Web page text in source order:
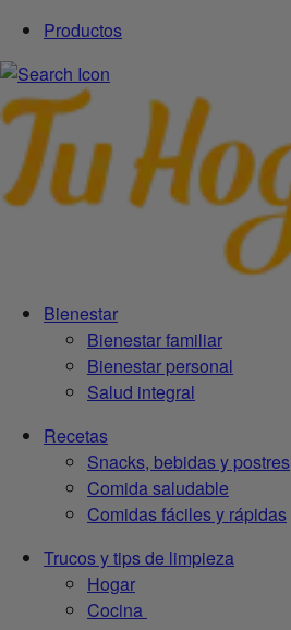
Productos
Bienestar
Bienestar familiar
Bienestar personal
Salud integral
Recetas
Snacks, bebidas y postres
Comida saludable
Comidas fáciles y rápidas
Trucos y tips de limpieza
Hogar
Cocina